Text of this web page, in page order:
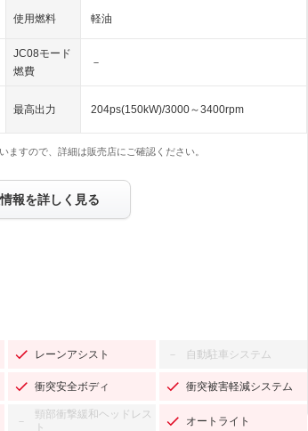
使用燃料 軽油
JC08モード
燃費
－
最高出力 204ps(150kW)/3000～3400rpm
すので、詳細は販売店にご確認ください。
報を詳しく見る
レーンアシスト － 自動駐車システム
衝突安全ボディ 衝突被害軽減システム
－
頸部衝撃緩和ヘッドレス
ト
オートライト